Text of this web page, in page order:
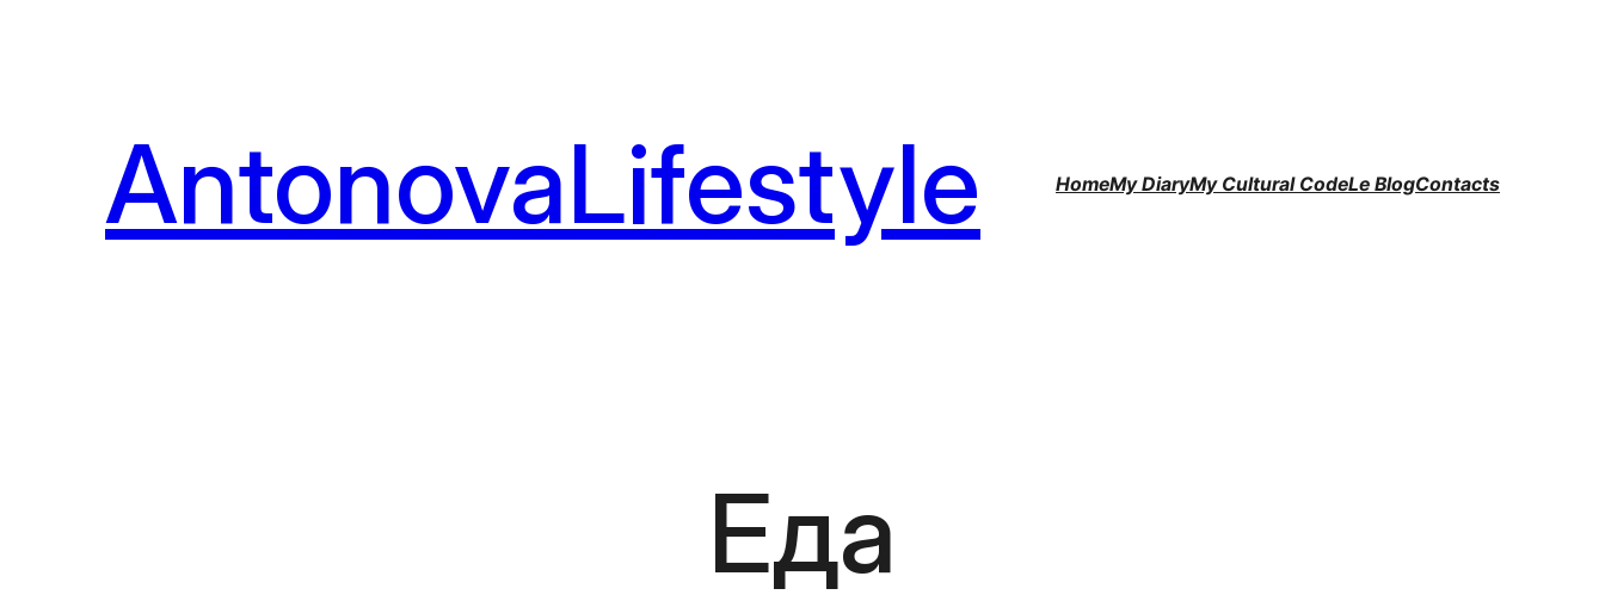
AntonovaLifestyle HomeMy DiaryMy Cultural CodeLe BlogContacts
Еда